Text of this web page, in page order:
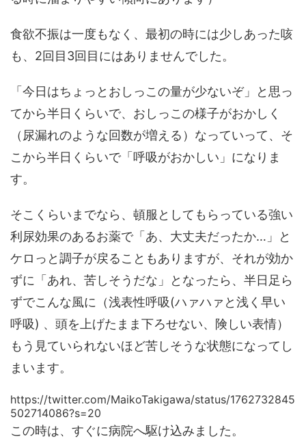
食欲不振は一度もなく、最初の時には少しあった咳
も、2回目3回目にはありませんでした。
「今日はちょっとおしっこの量が少ないぞ」と思っ
てから半日くらいで、おしっこの様子がおかしく
（尿漏れのような回数が増える）なっていって、そ
こから半日くらいで「呼吸がおかしい」になりま
す。
そこくらいまでなら、頓服としてもらっている強い
利尿効果のあるお薬で「あ、大丈夫だったか…」と
ケロっと調子が戻ることもありますが、それが効か
ずに「あれ、苦しそうだな」となったら、半日足ら
ずでこんな風に（浅表性呼吸(ハァハァと浅く早い
呼吸) 、頭を上げたまま下ろせない、険しい表情）
もう見ていられないほど苦しそうな状態になってし
まいます。
https://twitter.com/MaikoTakigawa/status/1762732845
502714086?s=20
この時は、すぐに病院へ駆け込みました。